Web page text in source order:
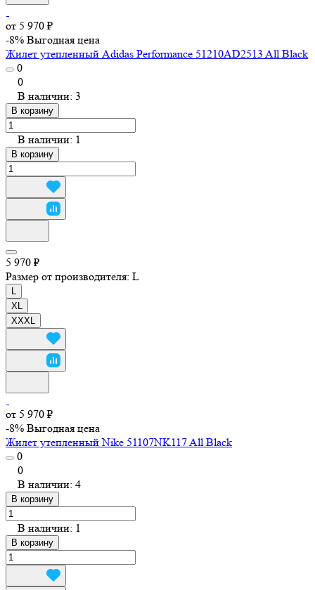
от 5 970 ₽
-8% Выгодная цена
Жилет утепленный Adidas Performance 51210AD2513 All Black
0
0
В наличии: 3
В корзину
В наличии: 1
В корзину
5 970 ₽
Размер от производителя: L
XL
XXXL
от 5 970 ₽
-8% Выгодная цена
Жилет утепленный Nike 51107NK117 All Black
0
0
В наличии: 4
В корзину
В наличии: 1
В корзину